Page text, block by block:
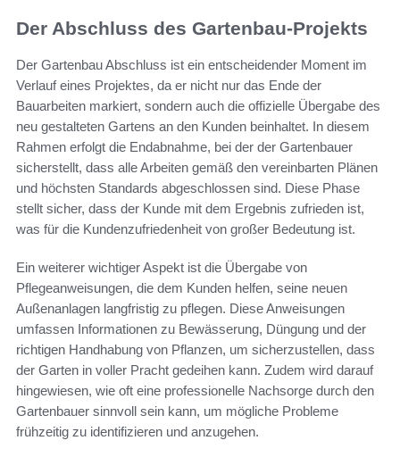
Der Abschluss des Gartenbau-Projekts
Der Gartenbau Abschluss ist ein entscheidender Moment im
Verlauf eines Projektes, da er nicht nur das Ende der
Bauarbeiten markiert, sondern auch die offizielle Übergabe des
neu gestalteten Gartens an den Kunden beinhaltet. In diesem
Rahmen erfolgt die Endabnahme, bei der der Gartenbauer
sicherstellt, dass alle Arbeiten gemäß den vereinbarten Plänen
und höchsten Standards abgeschlossen sind. Diese Phase
stellt sicher, dass der Kunde mit dem Ergebnis zufrieden ist,
was für die Kundenzufriedenheit von großer Bedeutung ist.
Ein weiterer wichtiger Aspekt ist die Übergabe von
Pflegeanweisungen, die dem Kunden helfen, seine neuen
Außenanlagen langfristig zu pflegen. Diese Anweisungen
umfassen Informationen zu Bewässerung, Düngung und der
richtigen Handhabung von Pflanzen, um sicherzustellen, dass
der Garten in voller Pracht gedeihen kann. Zudem wird darauf
hingewiesen, wie oft eine professionelle Nachsorge durch den
Gartenbauer sinnvoll sein kann, um mögliche Probleme
frühzeitig zu identifizieren und anzugehen.